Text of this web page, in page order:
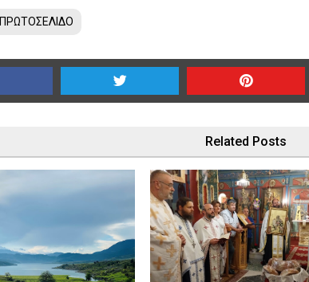
ΠΡΩΤΟΣΕΛΙΔΟ
Related Posts